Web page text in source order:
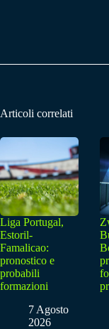
Articoli correlati
Liga Portugal,
Estoril-
Famalicao:
pronostico e
probabili
formazioni
7 Agosto
2026